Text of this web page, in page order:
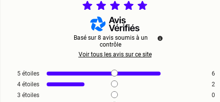
Basé sur 8 avis soumis à un
contrôle
Voir tous les avis sur ce site
5 étoiles
6
4 étoiles
2
3 étoiles
0